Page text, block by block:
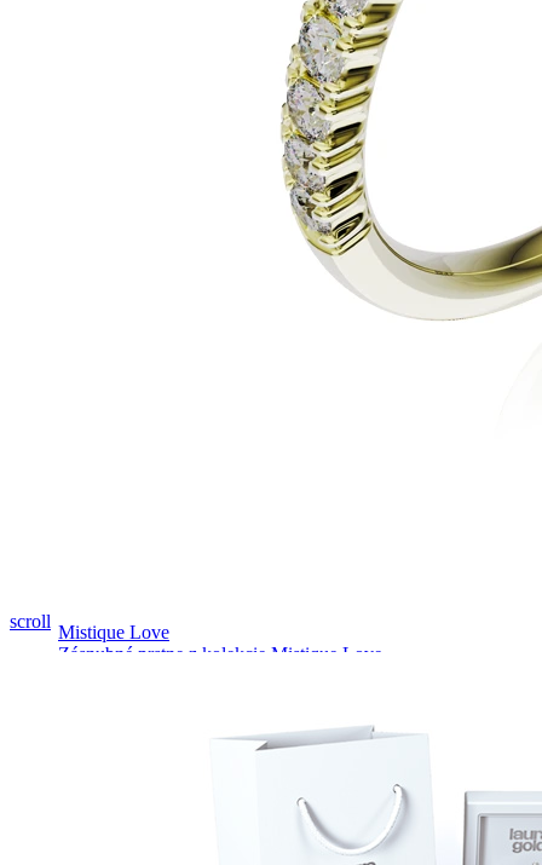
Mistique Love
Zásnubné prstne z kolekcie Mistique Love.
scroll